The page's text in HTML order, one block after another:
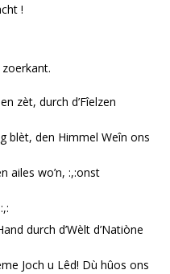
!
zèt, durch d’Fîelzen
blèt, den Himmel Weîn ons
ailes wo’n, :,:onst
durch d’Wèlt d’Natiòne
Joch u Lêd! Dù hûos ons